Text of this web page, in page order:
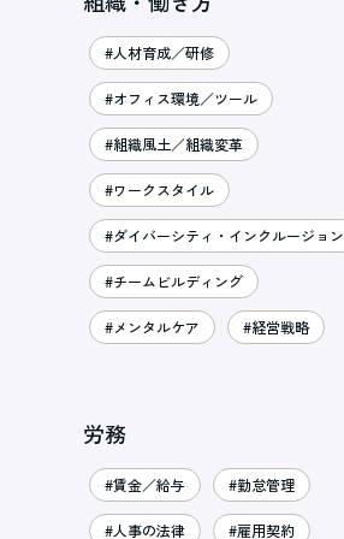
#人材育成／研修
#オフィス環境／ツール
#組織風土／組織変革
#ワークスタイル
#ダイバーシティ・インクルージョン
#チームビルディング
#メンタルケア #経営戦略
労務
#賃金／給与 #勤怠管理
#人事の法律 #雇用契約